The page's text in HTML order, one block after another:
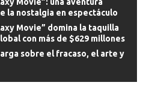
Movie”: una aventura
la nostalgia en espectáculo
Movie” domina la taquilla
con más de $629 millones
sobre el fracaso, el arte y